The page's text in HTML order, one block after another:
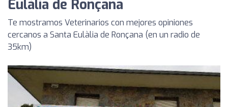
Eulàlia de Ronçana
Te mostramos Veterinarios con mejores opiniones
cercanos a Santa Eulàlia de Ronçana (en un radio de
35km)